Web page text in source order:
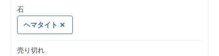
石
ヘマタイト
売り切れ